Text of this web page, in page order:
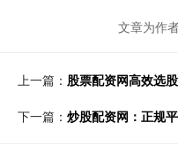
文章为作
上一篇： 股票配资网高效选
下一篇： 炒股配资网：正规